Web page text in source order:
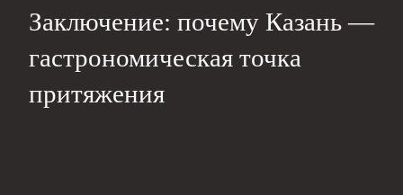
Заключение: почему Казань —
гастрономическая точка
притяжения